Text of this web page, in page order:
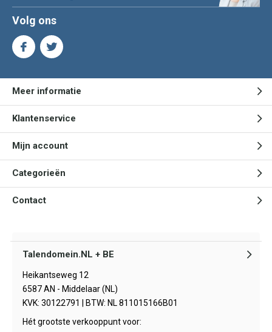
Volg ons
Meer informatie
Klantenservice
Mijn account
Categorieën
Contact
Talendomein.NL + BE
Heikantseweg 12
6587 AN - Middelaar (NL)
KVK: 30122791 | BTW: NL 811015166B01
Hét grootste verkooppunt voor: